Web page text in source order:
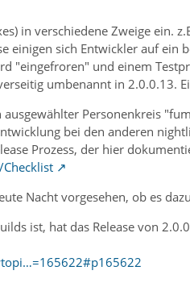
in verschiedene Zweige ein.
einigen sich Entwickler auf ein
"eingefroren" und einem
umbenannt in 2.0.0.13.
Personenkreis
bei den anderen
Prozess, der hier
Nacht vorgesehen, ob es
ist, hat das Release von